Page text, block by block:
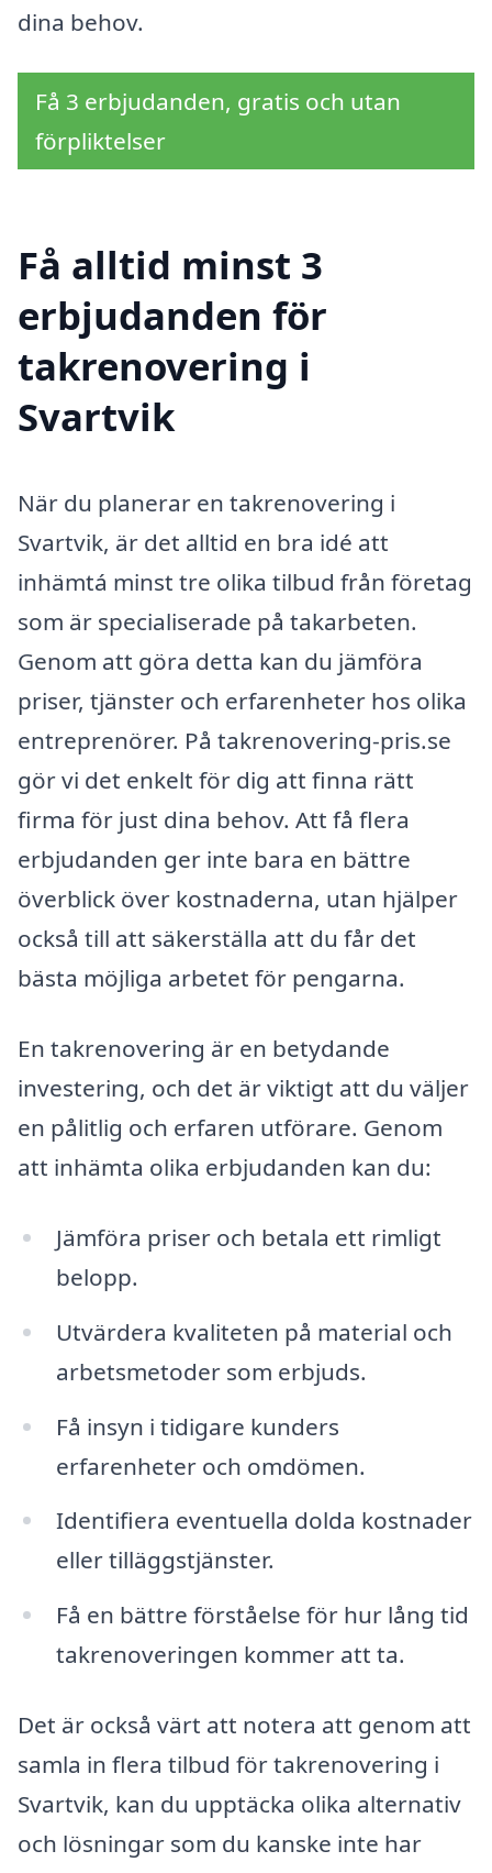
dina behov.
Få 3 erbjudanden, gratis och utan
förpliktelser
Få alltid minst 3
erbjudanden för
takrenovering i
Svartvik
När du planerar en takrenovering i
Svartvik, är det alltid en bra idé att
inhämtá minst tre olika tilbud från företag
som är specialiserade på takarbeten.
Genom att göra detta kan du jämföra
priser, tjänster och erfarenheter hos olika
entreprenörer. På takrenovering-pris.se
gör vi det enkelt för dig att finna rätt
firma för just dina behov. Att få flera
erbjudanden ger inte bara en bättre
överblick över kostnaderna, utan hjälper
också till att säkerställa att du får det
bästa möjliga arbetet för pengarna.
En takrenovering är en betydande
investering, och det är viktigt att du väljer
en pålitlig och erfaren utförare. Genom
att inhämta olika erbjudanden kan du:
Jämföra priser och betala ett rimligt
belopp.
Utvärdera kvaliteten på material och
arbetsmetoder som erbjuds.
Få insyn i tidigare kunders
erfarenheter och omdömen.
Identifiera eventuella dolda kostnader
eller tilläggstjänster.
Få en bättre förståelse för hur lång tid
takrenoveringen kommer att ta.
Det är också värt att notera att genom att
samla in flera tilbud för takrenovering i
Svartvik, kan du upptäcka olika alternativ
och lösningar som du kanske inte har